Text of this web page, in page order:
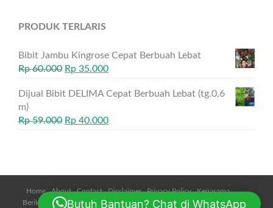
PRODUK TERLARIS
Bibit Jambu Kingrose Cepat Berbuah Lebat
Rp60.000 Rp 35.000
Dijual Bibit DELIMA Cepat Berbuah Lebat (tg.0,6
m)
Rp59.000 Rp 40.000
Home About Contact Disclaimer Privacy Policy
Kerjasama
Beriklan
Daftar Harga Cara Pemesanan Metode Pembayaran
Butuh Bantuan? Chat di WhatsApp